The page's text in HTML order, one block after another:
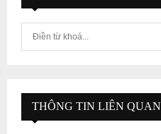
f
THÔNG TIN LIÊN QUAN